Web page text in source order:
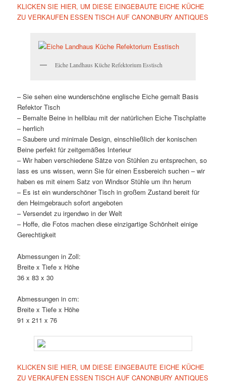
KLICKEN SIE HIER, UM DIESE EINGEBAUTE EICHE KÜCHE
ZU VERKAUFEN ESSEN TISCH AUF CANONBURY ANTIQUES
Eiche Landhaus Küche Refektorium Esstisch
– Sie sehen eine wunderschöne englische Eiche gemalt Basis
Refektor Tisch
– Bemalte Beine in hellblau mit der natürlichen Eiche Tischplatte
– herrlich
– Saubere und minimale Design, einschließlich der konischen
Beine perfekt für zeitgemäßes Interieur
– Wir haben verschiedene Sätze von Stühlen zu entsprechen, so
lass es uns wissen, wenn Sie für einen Essbereich suchen – wir
haben es mit einem Satz von Windsor Stühle um ihn herum
– Es ist ein wunderschöner Tisch in großem Zustand bereit für
den Heimgebrauch sofort angeboten
– Versendet zu irgendwo in der Welt
– Hoffe, die Fotos machen diese einzigartige Schönheit einige
Gerechtigkeit
Abmessungen in Zoll:
Breite x Tiefe x Höhe
36 x 83 x 30
Abmessungen in cm:
Breite x Tiefe x Höhe
91 x 211 x 76
KLICKEN SIE HIER, UM DIESE EINGEBAUTE EICHE KÜCHE
ZU VERKAUFEN ESSEN TISCH AUF CANONBURY ANTIQUES